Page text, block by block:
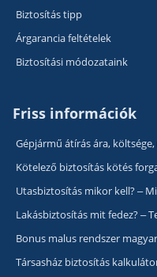
Biztosítás tipp
Árgarancia feltételek
Biztosítási módozataink
Friss információk
Gépjármű átírás ára,
Kötelező biztosítás kötés
Utasbiztosítás mikor kell? –
Lakásbiztosítás mit fedez? –
Bonus malus rendszer
Társasház biztosítás